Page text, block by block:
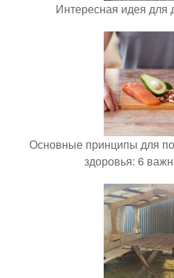
Интересная идея для
Основные принципы для
здоровья: 6